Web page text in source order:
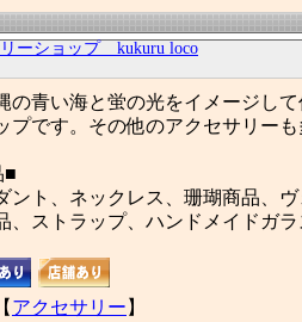
ーショップ kukuru loco
の青い海と蛍の光をイメージし
プです。その他のアクセサリーも
■
ント、ネックレス、珊瑚商品、
、ストラップ、ハンドメイドガラ
アクセサリー 】